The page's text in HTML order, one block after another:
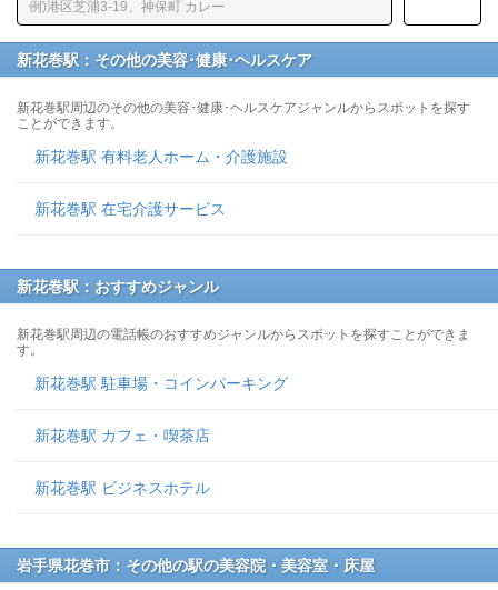
新花巻駅：その他の美容･健康･ヘルスケア
新花巻駅周辺のその他の美容･健康･ヘルスケアジャンルからスポットを探す
ことができます。
新花巻駅 有料老人ホーム・介護施設
新花巻駅 在宅介護サービス
新花巻駅：おすすめジャンル
新花巻駅周辺の電話帳のおすすめジャンルからスポットを探すことができま
す。
新花巻駅 駐車場・コインパーキング
新花巻駅 カフェ・喫茶店
新花巻駅 ビジネスホテル
岩手県花巻市：その他の駅の美容院・美容室・床屋